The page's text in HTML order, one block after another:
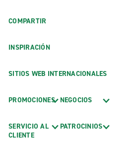
COMPARTIR
INSPIRACIÓN
SITIOS WEB INTERNACIONALES
PROMOCIONES
SERVICIO AL
CLIENTE
NEGOCIOS
PATROCINIOS